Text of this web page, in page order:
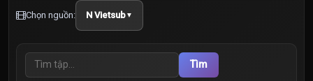
Chọn nguồn: N Vietsub▼
Tìm